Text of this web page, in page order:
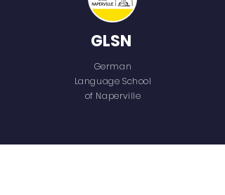
einen achtsamen Tiger sehr
GLSN
German
Language School
of Naperville
QUICK NAVIGATION